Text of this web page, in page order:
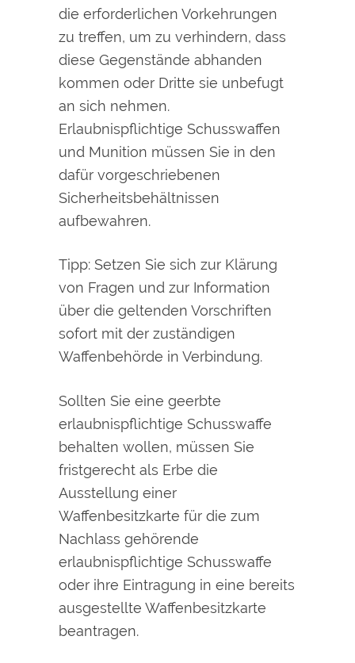
die erforderlichen Vorkehrungen
zu treffen, um zu verhindern, dass
diese Gegenstände abhanden
kommen oder Dritte sie unbefugt
an sich nehmen.
Erlaubnispflichtige Schusswaffen
und Munition müssen Sie in den
dafür vorgeschriebenen
Sicherheitsbehältnissen
aufbewahren.
Tipp: Setzen Sie sich zur Klärung
von Fragen und zur Information
über die geltenden Vorschriften
sofort mit der zuständigen
Waffenbehörde in Verbindung.
Sollten Sie eine geerbte
erlaubnispflichtige Schusswaffe
behalten wollen, müssen Sie
fristgerecht als Erbe die
Ausstellung einer
Waffenbesitzkarte für die zum
Nachlass gehörende
erlaubnispflichtige Schusswaffe
oder ihre Eintragung in eine bereits
ausgestellte Waffenbesitzkarte
beantragen.